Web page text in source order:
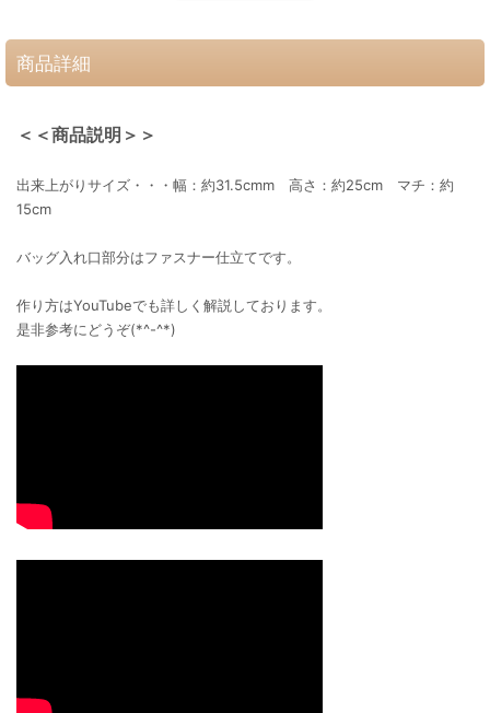
商品詳細
＜＜商品説明＞＞
出来上がりサイズ・・・幅：約31.5cmm 高さ：約25cm マチ：約
15cm
バッグ入れ口部分はファスナー仕立てです。
作り方はYouTubeでも詳しく解説しております。
是非参考にどうぞ(*^-^*)